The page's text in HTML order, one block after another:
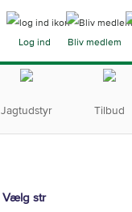
Log ind Bliv medlem
Jagtudstyr Tilbud
Vælg str